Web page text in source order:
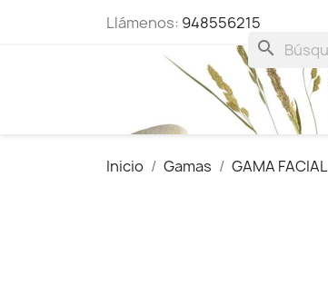
Llámenos: 948556215
search
Inicio Gamas GAMA FACIAL